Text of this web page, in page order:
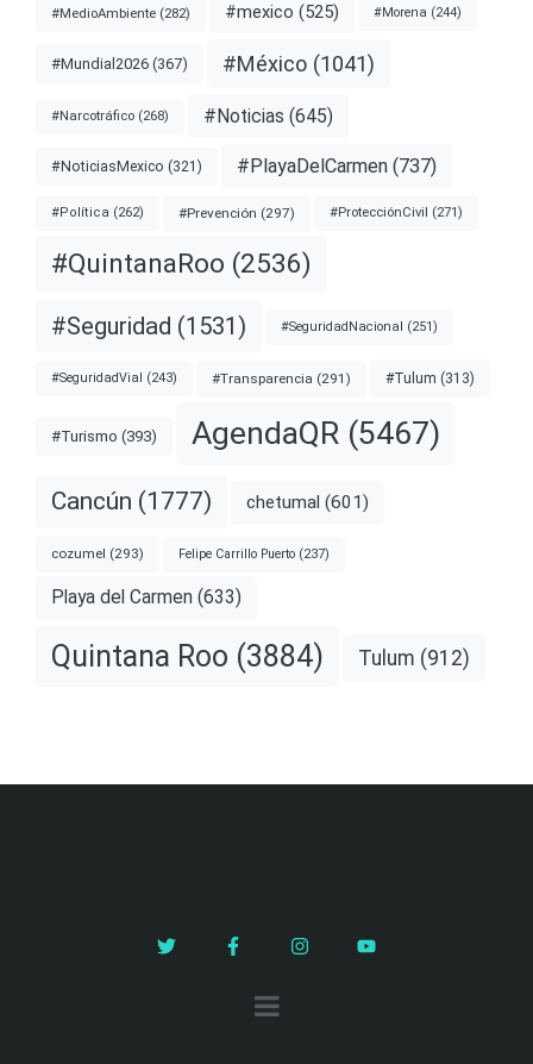
#MedioAmbiente (282) #mexico (525) #Morena (244)
#Mundial2026 (367) #México (1041)
#Narcotráfico (268) #Noticias (645)
#NoticiasMexico (321) #PlayaDelCarmen (737)
#Política (262) #Prevención (297) #ProtecciónCivil (271)
#QuintanaRoo (2536)
#Seguridad (1531) #SeguridadNacional (251)
#SeguridadVial (243) #Transparencia (291) #Tulum (313)
#Turismo (393) AgendaQR (5467)
Cancún (1777) chetumal (601)
cozumel (293) Felipe Carrillo Puerto (237)
Playa del Carmen (633)
Quintana Roo (3884) Tulum (912)